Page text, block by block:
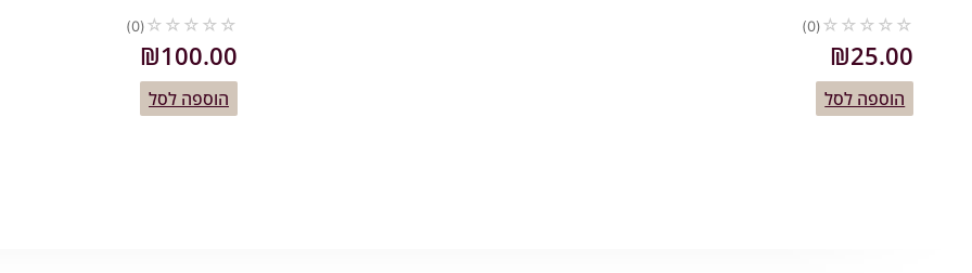
☆
☆
☆
☆
☆
(0)
₪25.00
הוספה לסל
☆
☆
☆
☆
☆
(0)
₪100.00
הוספה לסל